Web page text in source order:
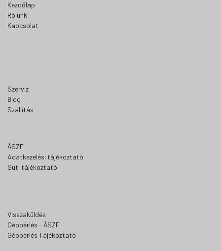
Kezdőlap
Rólunk
Kapcsolat
Szerviz
Blog
Szállítás
ÁSZF
Adatkezelési tájékoztató
Süti tájékoztató
Visszaküldés
Gépbérlés - ÁSZF
Gépbérlés Tájékoztató